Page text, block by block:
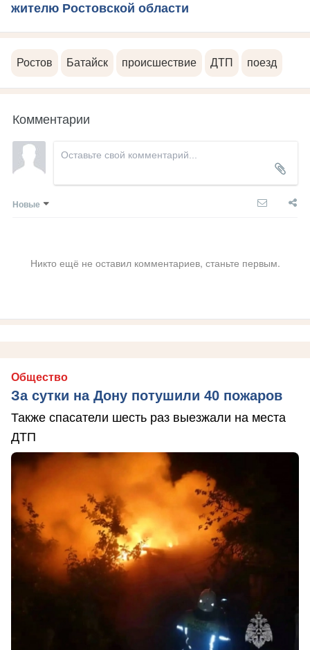
жителю Ростовской области
Ростов Батайск происшествие ДТП поезд
Комментарии
Новые
Никто ещё не оставил комментариев, станьте первым.
Общество
За сутки на Дону потушили 40 пожаров
Также спасатели шесть раз выезжали на места
ДТП